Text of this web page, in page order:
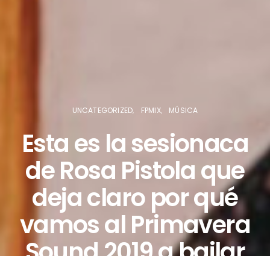
UNCATEGORIZED FPMIX MÚSICA
Esta es la sesionaca
de Rosa Pistola que
deja claro por qué
vamos al Primavera